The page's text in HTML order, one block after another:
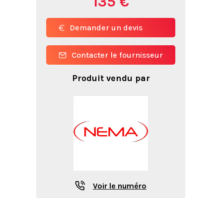
Demander un devis
Contacter le fournisseur
Produit vendu par
Voir le numéro